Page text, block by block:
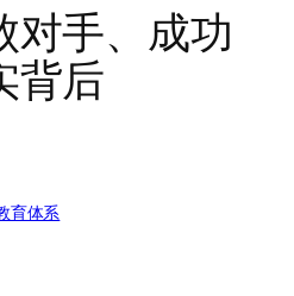
对手、成功
背后
育体系